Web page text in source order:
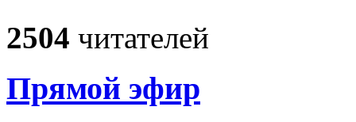
2504 читателей
Прямой эфир